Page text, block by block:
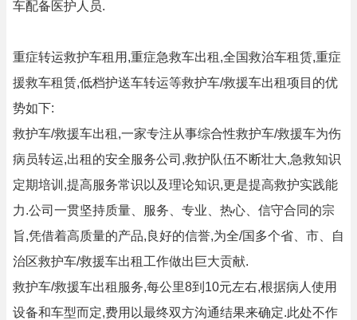
车配备医护人员.
重症转运救护车租用,重症急救车出租,全国救治车租赁,重症
援救车租赁,低档护送车转运等救护车/救援车出租项目的优
势如下:
救护车/救援车出租,一家专注从事综合性救护车/救援车为伤
病员转运,出租的安全服务公司,救护队伍不断壮大,急救知识
定期培训,提高服务常识以及理论知识,更是提高救护实践能
力.公司一贯坚持质量、服务、专业、热心、信守合同的宗
旨,凭借着高质量的产品,良好的信誉,为全/国多个省、市、自
治区救护车/救援车出租工作做出巨大贡献.
救护车/救援车出租服务,每公里8到10元左右,根据病人使用
设备和车型而定,费用以最终双方沟通结果来确定.此处不作